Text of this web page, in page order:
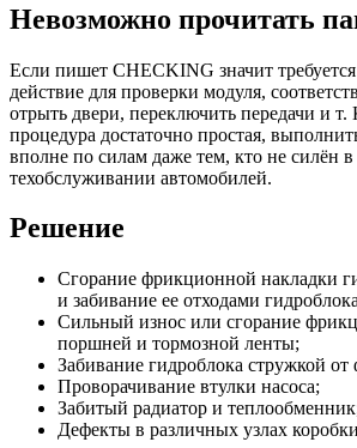
Невозможно прочитать
Если пишет CHECKING значит
действие для проверки модуля,
отрыть двери, переключить передачи и
процедура достаточно простая,
вполне по силам даже тем, кто не силён
техобслуживании автомобилей.
Решение
Сгорание фрикционной накладки
и забивание ее отходами
Сильный износ или сгорание
поршней и тормозной ленты;
Забивание гидроблока стружкой
Проворачивание втулки насоса;
Забитый радиатор и
Дефекты в различных узлах